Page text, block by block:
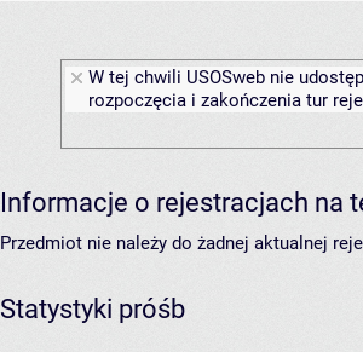
W tej chwili USOSweb nie
rozpoczęcia i zakończenia tur
Informacje o rejestracjach na
Przedmiot nie należy do żadnej aktualnej
Statystyki próśb